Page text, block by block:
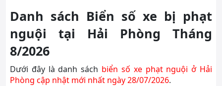
Danh sách Biển số xe bị phạt
nguội tại Hải Phòng Tháng
8/2026
Dưới đây là danh sách biển số xe phạt nguội ở Hải
Phòng cập nhật mới nhất ngày 28/07/2026.